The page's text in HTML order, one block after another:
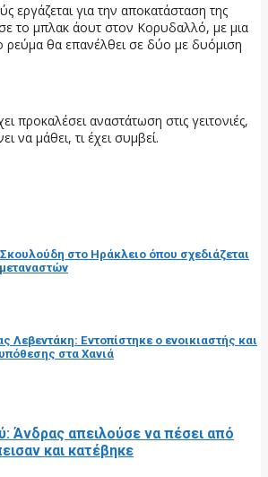
εργάζεται για την αποκατάσταση της
το μπλακ άουτ στον Κορυδαλλό, με μια
ρεύμα θα επανέλθει σε δύο με δυόμιση
προκαλέσει αναστάτωση στις γειτονιές,
να μάθει, τι έχει συμβεί.
στο Ηράκλειο όπου σχεδιάζεται
Λεβεντάκη: Εντοπίστηκε ο ενοικιαστής και
στα Χανιά
Άνδρας απειλούσε να πέσει από
και κατέβηκε